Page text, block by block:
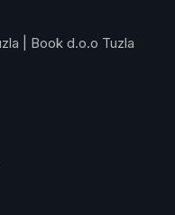
| Book d.o.o Tuzla